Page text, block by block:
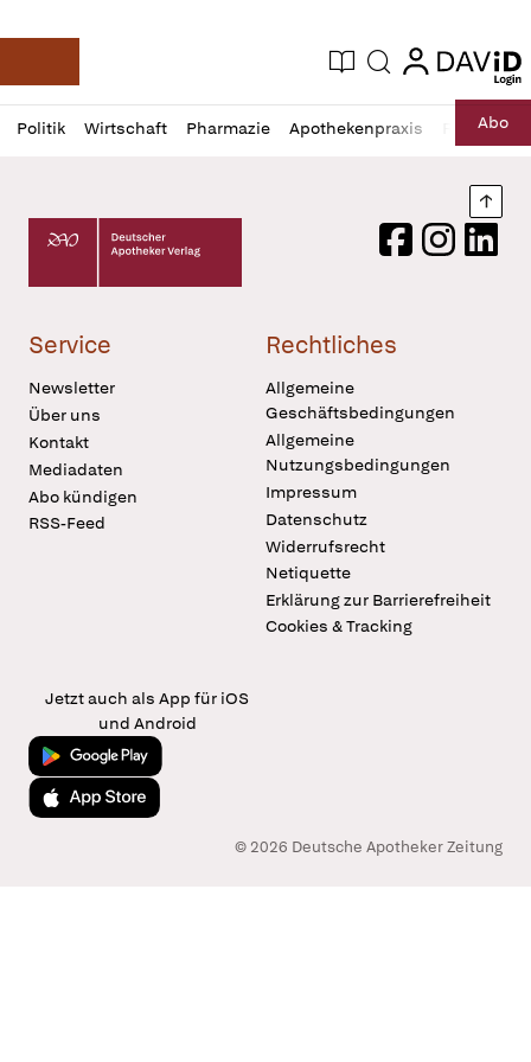
Deutsche Apotheker Zeitung
Aktuelle Ausgabe
Suche login
login
Politik Wirtschaft Pharmazie Apothekenpraxis RechtAbo
Profil
öffnen
Daz
Pur
Deutscher Apotheker Verlag Logo
FacebookInstagram
Service
Newsletter
Über uns
Kontakt
Mediadaten
Abo kündigen
RSS-Feed
Rechtliches
Allgemeine
Geschäftsbedingungen
Allgemeine
Nutzungsbedingungen
Impressum
Datenschutz
Widerrufsrecht
Netiquette
Erklärung zur Barrierefreiheit
Cookies & Tracking
Jetzt auch als App für iOS
und Android
Jetzt bei Google Play
Laden im App Store
© 2026 Deutsche Apotheker Zeitung